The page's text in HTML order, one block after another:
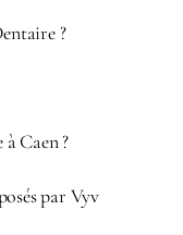
?
Caen ?
par Vyv